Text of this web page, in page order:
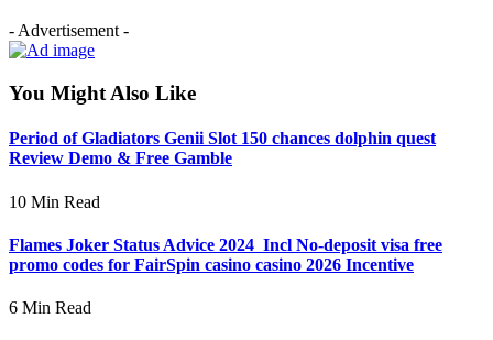
- Advertisement -
You Might Also Like
Period of Gladiators Genii Slot 150 chances dolphin quest
Review Demo & Free Gamble
10 Min Read
Flames Joker Status Advice 2024 ️ Incl No-deposit visa free
promo codes for FairSpin casino casino 2026 Incentive
6 Min Read